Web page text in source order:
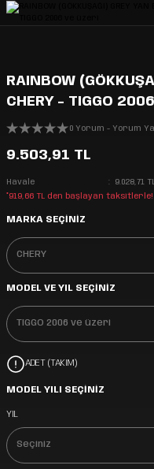
RAINBOW
CHERY - TIGGO
0 Yorum - Yorum
9.503,91 TL
Havale
9.028,71
*919,66 TL den başlayan taksitlerle!
MARKA SEÇİNİZ
MODEL VE YIL SEÇİNİZ
ADET (TAKIM)
MODEL YILI SEÇİNİZ
YIL